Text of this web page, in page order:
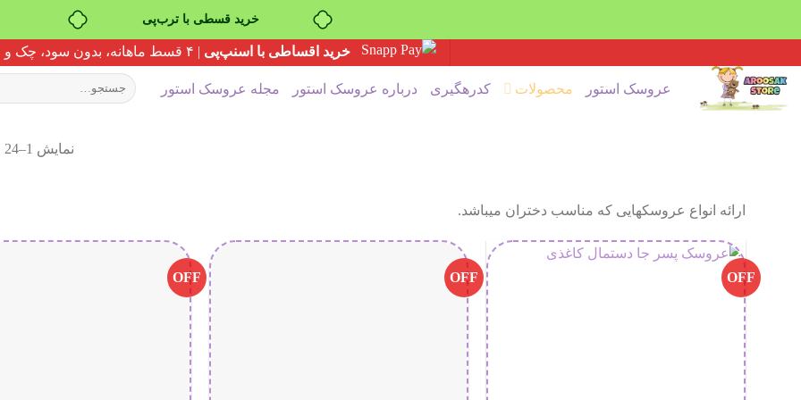
خرید قسطی با ترب‌پی
content
خرید اقساطی با اسنپ‌پی | ۴ قسط ماهانه، بدون سود، چک و ضامن
عروسک استور محصولات کدرهگیری درباره عروسک استور مجله عروسک استور
جستجو
برای:
نمایش 1–24 از 539 نتیجه
ارائه انواع عروسکهایی که مناسب دختران میباشد.
OFF
OFF
OFF